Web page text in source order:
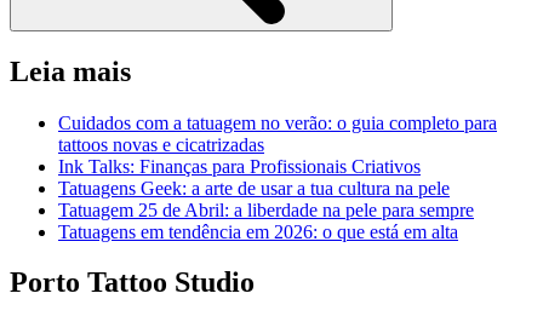
Leia mais
Cuidados com a tatuagem no verão: o guia completo para
tattoos novas e cicatrizadas
Ink Talks: Finanças para Profissionais Criativos
Tatuagens Geek: a arte de usar a tua cultura na pele
Tatuagem 25 de Abril: a liberdade na pele para sempre
Tatuagens em tendência em 2026: o que está em alta
Porto Tattoo Studio